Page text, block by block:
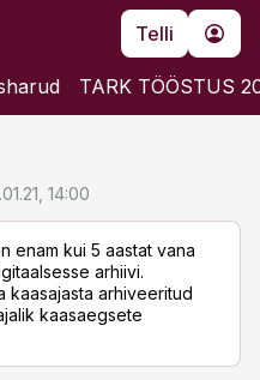
Telli
TARK TÖÖSTUS
14:00
enam kui 5 aastat vana
arhiivi.
kaasajasta arhiveeritud
kaasaegsete